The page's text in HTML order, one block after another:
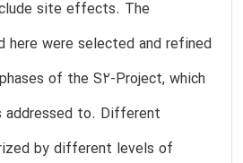
site effects. The
here were selected and refined
of the S2-Project, which
addressed to. Different
by different levels of